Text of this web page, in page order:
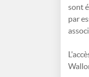
sont
par